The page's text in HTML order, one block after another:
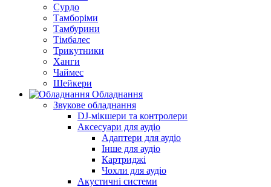
Сурдо
Тамборіми
Тамбурини
Тімбалес
Трикутники
Ханги
Чаймес
Шейкери
Обладнання
Звукове обладнання
DJ-мікшери та контролери
Аксесуари для аудіо
Адаптери для аудіо
Інше для аудіо
Картриджі
Чохли для аудіо
Акустичні системи